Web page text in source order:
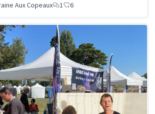
Aux Copeaux
1 6